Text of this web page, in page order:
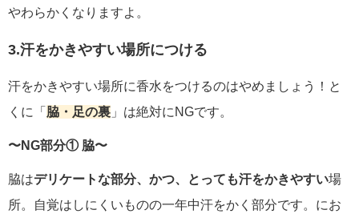
やわらかくなりますよ。
3.汗をかきやすい場所につける
汗をかきやすい場所に香水をつけるのはやめましょう！と
くに「 脇・足の裏 」は絶対にNGです。
〜NG部分① 脇〜
脇はデリケートな部分、かつ、とっても汗をかきやすい場
所。自覚はしにくいものの一年中汗をかく部分です。にお